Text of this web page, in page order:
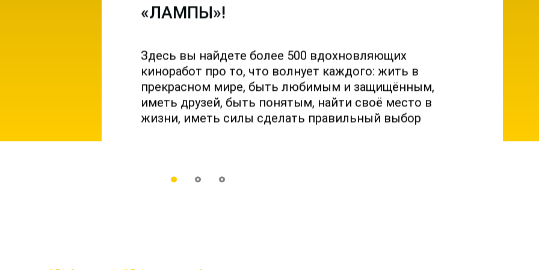
«ЛАМПЫ»!
Здесь вы найдете более 500 вдохновляющих
киноработ про то, что волнует каждого: жить в
прекрасном мире, быть любимым и защищённым,
иметь друзей, быть понятым, найти своё место в
жизни, иметь силы сделать правильный выбор